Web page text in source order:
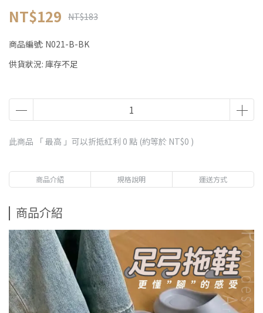
NT$129 NT$183
商品編號: N021-B-BK
供貨狀況: 庫存不足
此商品 「 最高 」可以折抵紅利 0 點 (約等於 NT$0 )
商品介紹 規格說明 運送方式
商品介紹